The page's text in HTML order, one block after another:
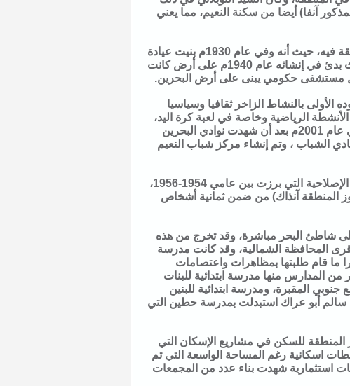
المذكور آنفا) أيضا من سكنة النعيم، مما يعني
وكما ذكرنا، فإن القرن الأخير كان أفضل حظا من حيث توثيق أحداث المنطقة فيه، حيث أنه وفي عام 1930م بنيت عيادة
في المنامة في منطقـة النعيم، وكانت نواة لمستشفى النعيم فيما بعد، حيث بدئ في إنشائه عام 1940م على أرض كانت
مستشفى حكومي يبنى على أرض البحرين.
الأولى بالنشاط الزاخر ثقافيا وسياسيا
الرياضية وخاصة في لعبة كرة اليد،
حيث حقق النادي عددا من الإنجازات المشرفة على المستوى الوطني. وفي عام 2001م بعد أن شهدت نوادي البحرين
الشباب ، وتم إنشاء مركز شباب النعيم
وفي الخمسينيات كانت النعيم من ضمن المراكز النشطة للحركة المطلبية الإصلاحية التي برزت بين عامي 1954-1956،
المنطقة آنذاك) من ضمن ثمانية أشخاص
تقع على شاطئ البحر مباشرة، وقد تخرج من هذه
المحافظة الشمالية، وقد كانت مدرسة
ما قام طلبتها بمظاهرات واعتصامات
من المدارس منها مدرسة ابتدائية للبنات
المقبرة، ومدرسة ابتدائية للبنين
أبو عراك استبدلت بمدرسة حطين التي
المنطقة للسكن في مشاريع الإسكان التي
اسكانية رغم المساحة الواسعة التي تم
استثمارية شهدت بناء عدد من المجمعات